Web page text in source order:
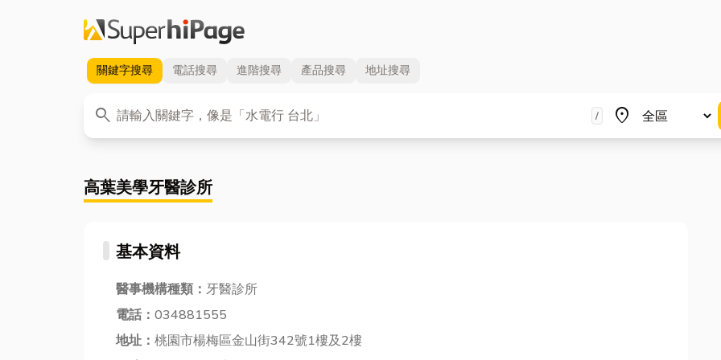
關鍵字搜尋 電話搜尋 進階搜尋 產品搜尋 地址搜尋
search
關鍵字 / place
地區
高葉美學牙醫診所
基本資料
醫事機構種類： 牙醫診所
電話： 034881555
地址： 桃園市楊梅區金山街342號1樓及2樓